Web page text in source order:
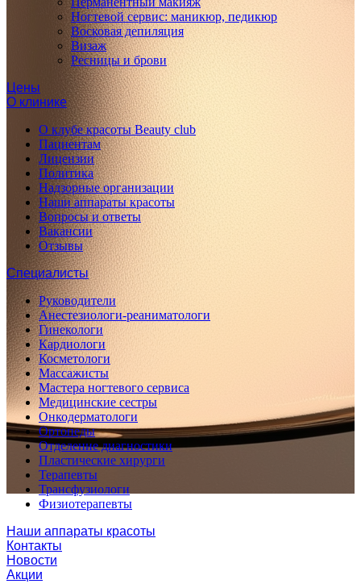
Ногтевой сервис: маникюр, педикюр
Восковая депиляция
Визаж
Ресницы и брови
Цены
О клинике
О клубе красоты Beauty club
Пациентам
Лицензии
Политика
Надзорные организации
Наши аппараты красоты
Вопросы и ответы
Вакансии
Отзывы
Специалисты
Руководители
Анестезиологи-реаниматологи
Гинекологи
Кардиологи
Косметологи
Массажисты
Мастера ногтевого сервиса
Медицинские сестры
Онкодерматологи
Ортопеды
Отделение диагностики
Пластические хирурги
Терапевты
Трансфузиологи
Физиотерапевты
Наши аппараты красоты
Контакты
Новости
Акции